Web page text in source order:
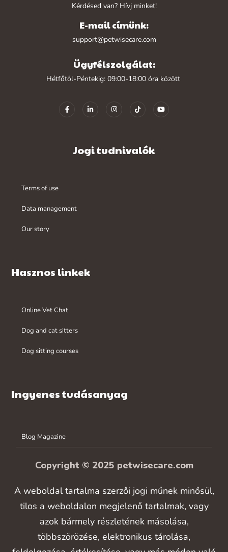
Kérdésed van? Hívj minket!
E-mail címünk:
support@petwisecare.com
Ügyfélszolgálat:
Hétfőtől-Péntekig: 09:00-18:00 óra között
Jogi tudnivalók
Terms of use
Data management
Our story
Hasznos linkek
Online Vet Chat
Dog and cat sitters
Dog sitting courses
Ingyenes tudásanyag
Blog Magazine
Copyright © 2025 petwisecare.com
A weboldal tartalma szerzői jogi műnek minősül,
tilos a weboldalon megjelenő tartalmak, vagy
azok bármely részletének másolása,
többszörözése, elektronikus tárolása,